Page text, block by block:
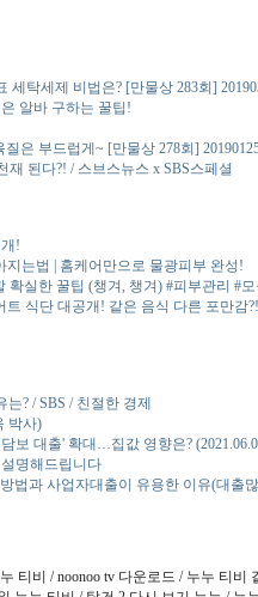
탁세제 비법은? [만물상 283회]
알바 구하는 꿀팁!
은 부드럽게~ [만물상 278회]
된다?! / 스브스뉴스 x SBS스페셜
!
는법 | 홈케어만으로 물광피부 완성!
확실한 꿀팁 (챙겨, 챙겨) #피부관리 #
식단 대공개! 같은 음식 다른 포만감?!
? / SBS / 친절한 경제
박사)
보 대출' 확대…집값 영향은?
명해드립니다
법과 사업자대출이 유용한 이유(대출
티비 / noonoo tv 다운로드 / 누누 티